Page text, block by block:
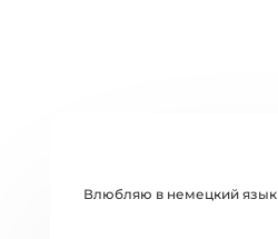
Влюбляю в немецкий язык